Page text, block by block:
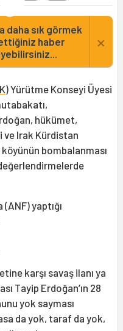
daha sık görmek
haber
×
) Yürütme Konseyi Üyesi
hükümet,
ve Irak Kürdistan
bombalanması
(ANF) yaptığı
karşı savaş ilanı ya
Tayip Erdoğan’ın 28
yok sayması
da yok, taraf da yok,